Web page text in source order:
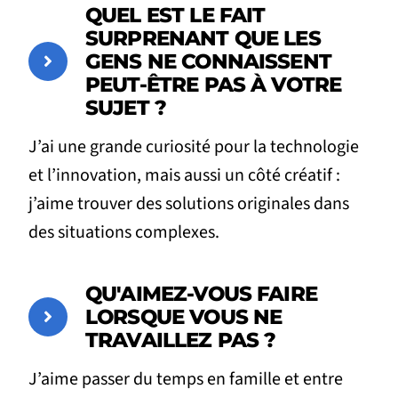
QUEL EST LE FAIT
SURPRENANT QUE LES
GENS NE CONNAISSENT
PEUT-ÊTRE PAS À VOTRE
SUJET ?
J’ai une grande curiosité pour la technologie
et l’innovation, mais aussi un côté créatif :
j’aime trouver des solutions originales dans
des situations complexes.
QU'AIMEZ-VOUS FAIRE
LORSQUE VOUS NE
TRAVAILLEZ PAS ?
J’aime passer du temps en famille et entre